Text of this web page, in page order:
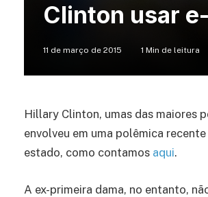
Clinton usar
11 de março de 2015 1 Min de leitura
Hillary Clinton, umas das maiores
envolveu em uma polêmica
estado, como contamos aqui.
A ex-primeira dama, no entanto,